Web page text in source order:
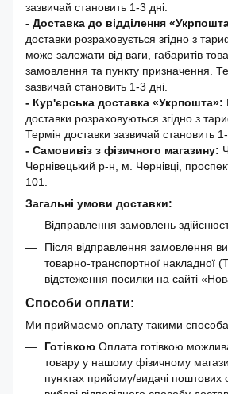
зазвичай становить 1-3 дні.
- Доставка до відділення
доставки розраховується згідно з
може залежати від ваги, габаритів
замовлення та пункту призначення.
зазвичай становить 1-3 дні.
- Кур'єрська доставка «Укрпошта»:
доставки розраховуються згідно з
Термін доставки зазвичай становить
- Самовивіз з фізичного магазину:
Чернівецький р-н, м. Чернівці,
101.
Загальні умови доставки:
Відправлення замовлень
Після відправлення замовлення
товарно-транспортної накладної
відстеження посилки на сайті
Способи оплати:
Ми приймаємо оплату такими
Готівкою Оплата готівкою
товару у нашому фізичному
пунктах прийому/видачі поштових